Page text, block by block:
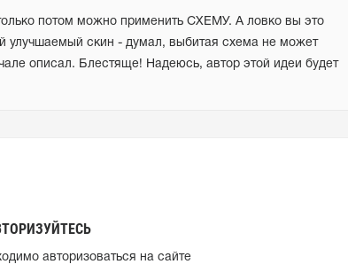
потом можно применить СХЕМУ. А ловко вы это
улучшаемый скин - думал, выбитая схема не может
описал. Блестяще! Надеюсь, автор этой идеи будет
авторизоваться на сайте